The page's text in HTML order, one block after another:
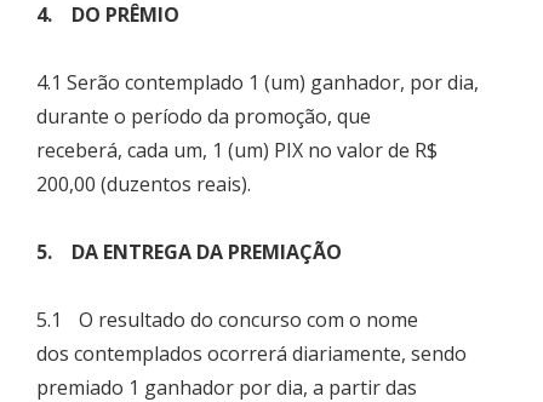
4. DO PRÊMIO
4.1 Serão contemplado 1 (um) ganhador, por dia,
durante o período da promoção, que
receberá, cada um, 1 (um) PIX no valor de R$
200,00 (duzentos reais).
5. DA ENTREGA DA PREMIAÇÃO
5.1 O resultado do concurso com o nome
dos contemplados ocorrerá diariamente, sendo
premiado 1 ganhador por dia, a partir das